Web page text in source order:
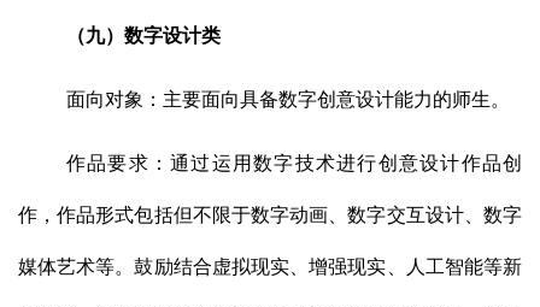
（九）数字设计类
面向对象：主要面向具备数字创意设计能力的师生。
作品要求：通过运用数字技术进行创意设计作品创
作，作品形式包括但不限于数字动画、数字交互设计、数字
媒体艺术等。鼓励结合虚拟现实、增强现实、人工智能等新